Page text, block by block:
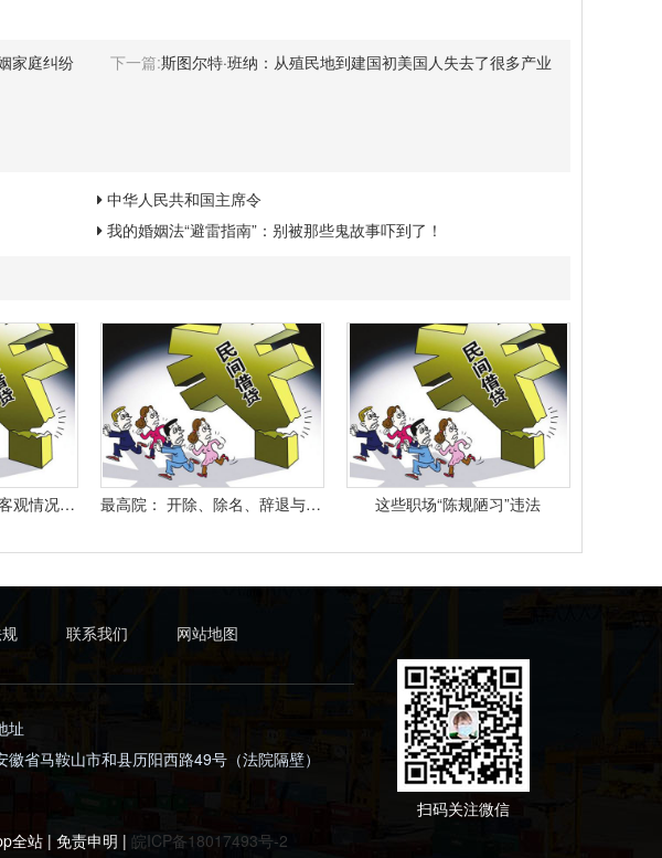
家庭纠纷
下一篇:斯图尔特·班纳：从殖民地到建国初美国人失去了很多产业
中华人民共和国主席令
我的婚姻法“避雷指南”：别被那些鬼故事吓到了！
现代司法体系中关于“客观情况出现重大变化”的法律规定有哪些 最高院： 开除、除名、辞退与解除劳动合同之间有什么区别？ 这些职场“陈规陋习”违法
联系我们 网站地图
址
徽省马鞍山市和县历阳西路49号（法院隔壁）
扫码关注微信
全站 | 免责申明 | 皖ICP备18017493号-2